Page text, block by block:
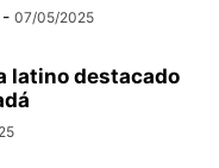
- 07/05/2025
latino destacado